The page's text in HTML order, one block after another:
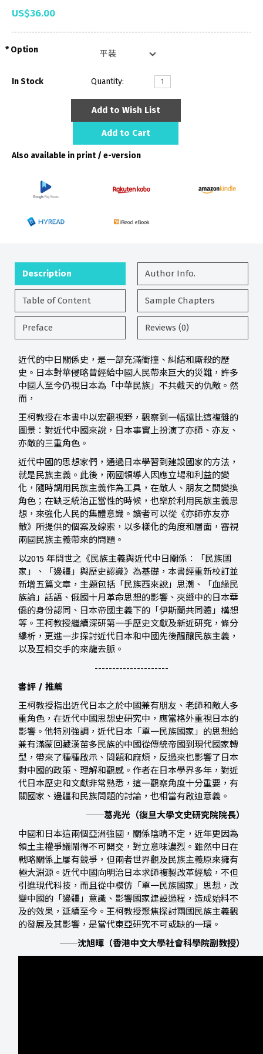
US$36.00
Option
In Stock Quantity:
Add to Wish List
Add to Cart
Also available in print / e-version
Description Author Info.
Table of Content Sample Chapters
Preface Reviews (0)
近代的中日關係史，是一部充滿衝撞、糾結和廝殺的歷
史。日本對華侵略曾經給中國人民帶來巨大的災難，許多
中國人至今仍視日本為「中華民族」不共戴天的仇敵。然
而，
王柯教授在本書中以宏觀視野，觀察到一幅遠比這複雜的
圖景：對近代中國來說，日本事實上扮演了亦師、亦友、
亦敵的三重角色。
近代中國的思想家們，通過日本學習到建設國家的方法，
就是民族主義。此後，兩國領導人因應立場和利益的變
化，隨時調用民族主義作為工具，在敵人、朋友之間變換
角色；在缺乏統治正當性的時候，也樂於利用民族主義思
想，來強化人民的集體意識。讀者可以從《亦師亦友亦
敵》所提供的個案及線索，以多樣化的角度和層面，審視
兩國民族主義帶來的問題。
以2015 年問世之《民族主義與近代中日關係：「民族國
家」、「邊疆」與歷史認識》為基礎，本書經重新校訂並
新增五篇文章，主題包括「民族西來說」思潮、「血緣民
族論」話語、俄國十月革命思想的影響、夾縫中的日本華
僑的身份認同、日本帝國主義下的「伊斯蘭共同體」構想
等。王柯教授繼續深研第一手歷史文獻及新近研究，條分
縷析，更進一步探討近代日本和中國先後醖釀民族主義，
以及互相交手的來龍去脈。
---------------------
書評 / 推薦
王柯教授指出近代日本之於中國兼有朋友、老師和敵人多
重角色，在近代中國思想史研究中，應當格外重視日本的
影響。他特別強調，近代日本「單一民族國家」的思想給
兼有滿蒙回藏漢苗多民族的中國從傳統帝國到現代國家轉
型，帶來了種種啟示、問題和麻煩，反過來也影響了日本
對中國的政策、理解和觀感。作者在日本學界多年，對近
代日本歷史和文獻非常熟悉，這一觀察角度十分重要，有
關國家、邊疆和民族問題的討論，也相當有啟迪意義。
──葛兆光（復旦大學文史研究院院長）
中國和日本這兩個亞洲強國，關係陰晴不定，近年更因為
領土主權爭議鬧得不可開交，對立意味濃烈。雖然中日在
戰略關係上屢有競爭，但兩者世界觀及民族主義原來擁有
極大淵源。近代中國向明治日本求師複製改革經驗，不但
引進現代科技，而且從中模仿「單一民族國家」思想，改
變中國的「邊疆」意識、影響國家建設過程，造成始料不
及的效果，延續至今。王柯教授聚焦探討兩國民族主義觀
的發展及其影響，是當代東亞研究不可或缺的一環。
──沈旭暉（香港中文大學社會科學院副教授）